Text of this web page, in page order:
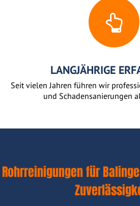
LANGJÄHRIGE
Seit vielen Jahren führen wir
und Schadensanierungen
Rohrreinigungen für